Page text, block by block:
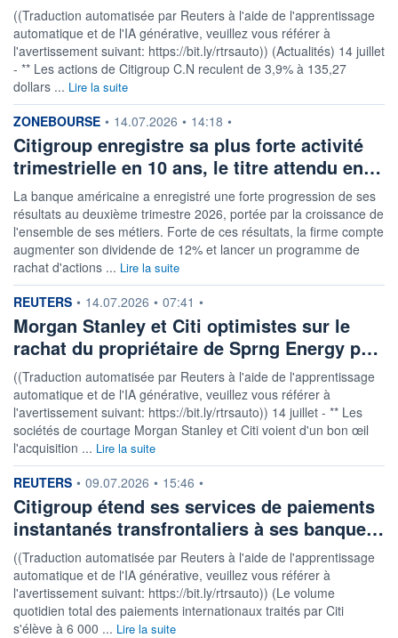
((Traduction automatisée par Reuters à l'aide de l'apprentissage
automatique et de l'IA générative, veuillez vous référer à
l'avertissement suivant: https://bit.ly/rtrsauto)) (Actualités) 14 juillet
- ** Les actions de Citigroup C.N reculent de 3,9% à 135,27
dollars ... Lire la suite
information fournie par
ZONEBOURSE • 14.07.2026 • 14:18 •
Citigroup enregistre sa plus forte activité
trimestrielle en 10 ans, le titre attendu en…
La banque américaine a enregistré une forte progression de ses
résultats au deuxième trimestre 2026, portée par la croissance de
l'ensemble de ses métiers. Forte de ces résultats, la firme compte
augmenter son dividende de 12% et lancer un programme de
rachat d'actions ... Lire la suite
information fournie par
REUTERS • 14.07.2026 • 07:41 •
Morgan Stanley et Citi optimistes sur le
rachat du propriétaire de Sprng Energy p…
((Traduction automatisée par Reuters à l'aide de l'apprentissage
automatique et de l'IA générative, veuillez vous référer à
l'avertissement suivant: https://bit.ly/rtrsauto)) 14 juillet - ** Les
sociétés de courtage Morgan Stanley et Citi voient d'un bon œil
l'acquisition ... Lire la suite
information fournie par
REUTERS • 09.07.2026 • 15:46 •
Citigroup étend ses services de paiements
instantanés transfrontaliers à ses banque…
((Traduction automatisée par Reuters à l'aide de l'apprentissage
automatique et de l'IA générative, veuillez vous référer à
l'avertissement suivant: https://bit.ly/rtrsauto)) (Le volume
quotidien total des paiements internationaux traités par Citi
s'élève à 6 000 ... Lire la suite